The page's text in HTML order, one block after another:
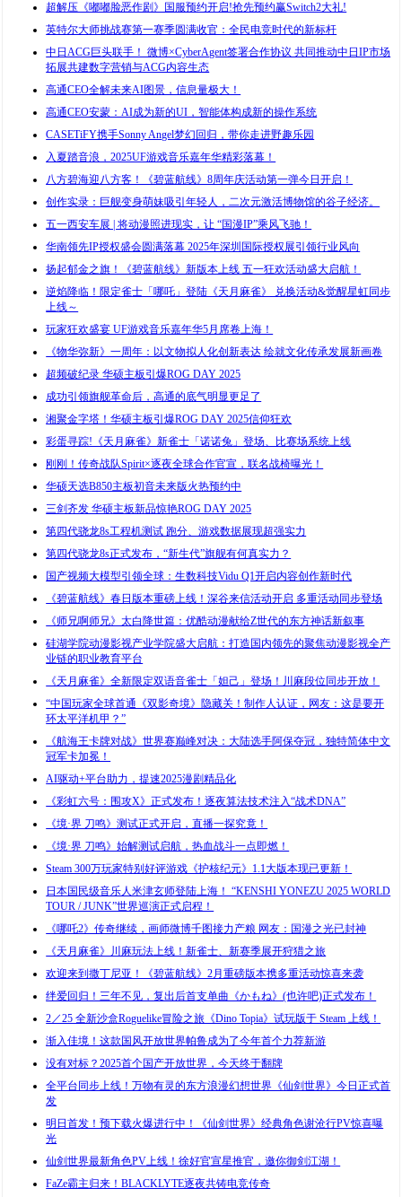
超解压《嘟嘟脸恶作剧》国服预约开启!抢先预约赢Switch2大礼!
英特尔大师挑战赛第一赛季圆满收官：全民电竞时代的新标杆
中日ACG巨头联手！ 微博×CyberAgent签署合作协议 共同推动中日IP市场
拓展共建数字营销与ACG内容生态
高通CEO全解未来AI图景，信息量极大！
高通CEO安蒙：AI成为新的UI，智能体构成新的操作系统
CASETiFY携手Sonny Angel梦幻回归，带你走进野趣乐园
入夏踏音浪，2025UF游戏音乐嘉年华精彩落幕！
八方碧海迎八方客！《碧蓝航线》8周年庆活动第一弹今日开启！
创作实录：巨舰变身萌妹吸引年轻人，二次元激活博物馆的谷子经济。
五一西安车展 | 将动漫照进现实，让 “国漫IP”乘风飞驰！
华南领先IP授权盛会圆满落幕 2025年深圳国际授权展引领行业风向
扬起郁金之旗！《碧蓝航线》新版本上线 五一狂欢活动盛大启航！
逆焰降临！限定雀士「哪吒」登陆《天月麻雀》 兑换活动&觉醒星虹同步
上线～
玩家狂欢盛宴 UF游戏音乐嘉年华5月席卷上海！
《物华弥新》一周年：以文物拟人化创新表达 绘就文化传承发展新画卷
超频破纪录 华硕主板引爆ROG DAY 2025
成功引领旗舰革命后，高通的底气明显更足了
湘聚金字塔！华硕主板引爆ROG DAY 2025信仰狂欢
彩蛋寻踪!《天月麻雀》新雀士「诺诺兔」登场、比赛场系统上线
刚刚！传奇战队Spirit×逐夜全球合作官宣，联名战椅曝光！
华硕天选B850主板初音未来版火热预约中
三剑齐发 华硕主板新品惊艳ROG DAY 2025
第四代骁龙8s工程机测试 跑分、游戏数据展现超强实力
第四代骁龙8s正式发布，“新生代”旗舰有何真实力？
国产视频大模型引领全球：生数科技Vidu Q1开启内容创作新时代
《碧蓝航线》春日版本重磅上线！深谷来信活动开启 多重活动同步登场
《师兄啊师兄》太白降世篇：优酷动漫献给Z世代的东方神话新叙事
硅湖学院动漫影视产业学院盛大启航：打造国内领先的聚焦动漫影视全产
业链的职业教育平台
《天月麻雀》全新限定双语音雀士「妲己」登场！川麻段位同步开放！
“中国玩家全球首通《双影奇境》隐藏关！制作人认证，网友：这是要开
环太平洋机甲？”
《航海王卡牌对战》世界赛巅峰对决：大陆选手阿保夺冠，独特简体中文
冠军卡加冕！
AI驱动+平台助力，提速2025漫剧精品化
《彩虹六号：围攻X》正式发布！逐夜算法技术注入“战术DNA”
《境·界 刀鸣》测试正式开启，直播一探究竟！
《境·界 刀鸣》始解测试启航，热血战斗一点即燃！
Steam 300万玩家特别好评游戏《护核纪元》1.1大版本现已更新！
日本国民级音乐人米津玄师登陆上海！ “KENSHI YONEZU 2025 WORLD
TOUR / JUNK”世界巡演正式启程！
《哪吒2》传奇继续，画师微博千图接力产粮 网友：国漫之光已封神
《天月麻雀》川麻玩法上线！新雀士、新赛季展开狩猎之旅
欢迎来到撒丁尼亚！《碧蓝航线》2月重磅版本携多重活动惊喜来袭
绊爱回归！三年不见，复出后首支单曲《かもね》(也许吧)正式发布！
2／25 全新沙盒Roguelike冒险之旅《Dino Topia》试玩版于 Steam 上线！
渐入佳境！这款国风开放世界帕鲁成为了今年首个力荐新游
没有对标？2025首个国产开放世界，今天终于翻牌
全平台同步上线！万物有灵的东方浪漫幻想世界《仙剑世界》今日正式首
发
明日首发！预下载火爆进行中！《仙剑世界》经典角色谢沧行PV惊喜曝
光
仙剑世界最新角色PV上线！徐好官宣星推官，邀你御剑江湖！
FaZe霸主归来！BLACKLYTE逐夜共铸电竞传奇